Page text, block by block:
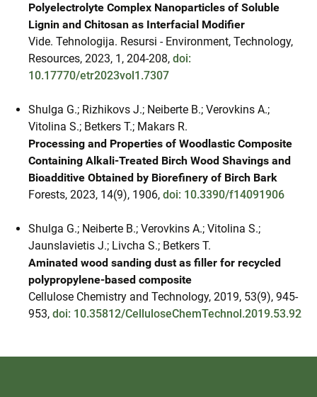
Polyelectrolyte Complex Nanoparticles of Soluble
Lignin and Chitosan as Interfacial Modifier
Vide. Tehnologija. Resursi - Environment, Technology,
Resources, 2023, 1, 204-208, doi:
10.17770/etr2023vol1.7307
Shulga G.; Rizhikovs J.; Neiberte B.; Verovkins A.;
Vitolina S.; Betkers T.; Makars R.
Processing and Properties of Woodlastic Composite
Containing Alkali-Treated Birch Wood Shavings and
Bioadditive Obtained by Biorefinery of Birch Bark
Forests, 2023, 14(9), 1906, doi: 10.3390/f14091906
Shulga G.; Neiberte B.; Verovkins A.; Vitolina S.;
Jaunslavietis J.; Livcha S.; Betkers T.
Aminated wood sanding dust as filler for recycled
polypropylene-based composite
Cellulose Chemistry and Technology, 2019, 53(9), 945-
953, doi: 10.35812/CelluloseChemTechnol.2019.53.92